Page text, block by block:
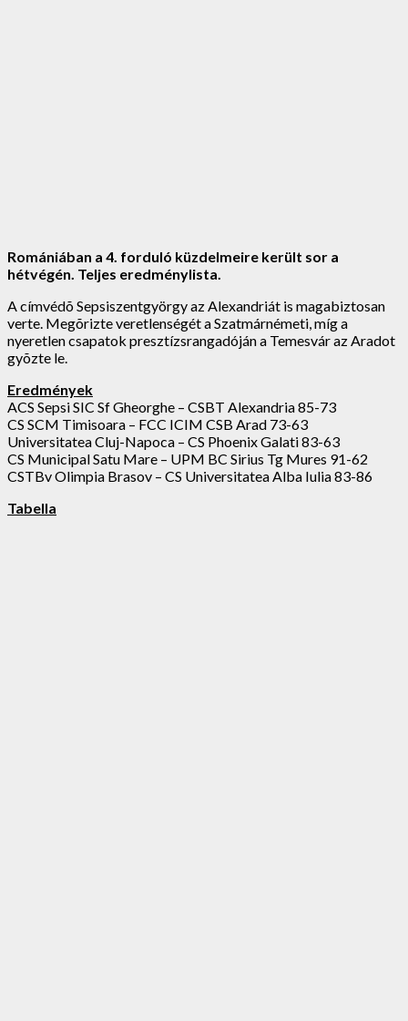
Romániában a 4. forduló küzdelmeire került sor a
hétvégén. Teljes eredménylista.
A címvédõ Sepsiszentgyörgy az Alexandriát is magabiztosan
verte. Megõrizte veretlenségét a Szatmárnémeti, míg a
nyeretlen csapatok presztízsrangadóján a Temesvár az Aradot
gyõzte le.
Eredmények
ACS Sepsi SIC Sf Gheorghe – CSBT Alexandria 85-73
CS SCM Timisoara – FCC ICIM CSB Arad 73-63
Universitatea Cluj-Napoca – CS Phoenix Galati 83-63
CS Municipal Satu Mare – UPM BC Sirius Tg Mures 91-62
CSTBv Olimpia Brasov – CS Universitatea Alba Iulia 83-86
Tabella